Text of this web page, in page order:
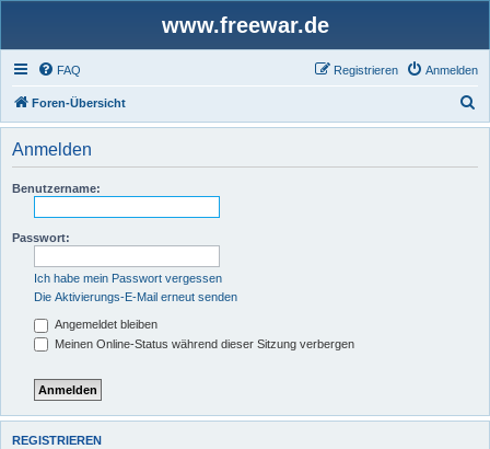
www.freewar.de
FAQ Anmelden
Registrieren
Foren-Übersicht
u
Anmelden
Benutzername:
Passwort:
Ich habe mein Passwort vergessen
Die Aktivierungs-E-Mail erneut senden
Angemeldet bleiben
Meinen Online-Status während dieser Sitzung verbergen
REGISTRIEREN